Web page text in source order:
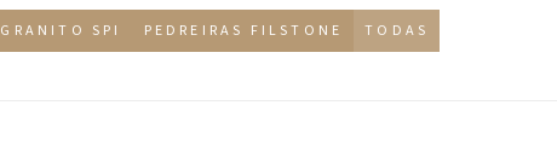
GRANITO SPI PEDREIRAS FILSTONE TODAS